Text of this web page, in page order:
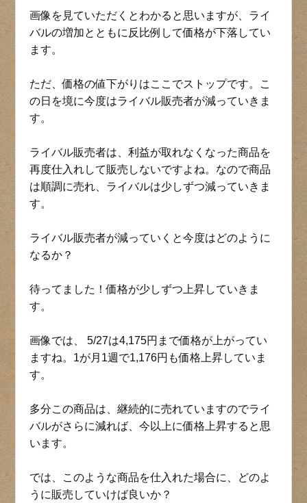
画像を見ていただくとわかると思いますが、ライ
バルの増加とともに反比例して価格が下落してい
ます。
ただ、価格の値下がりはここでストップです。こ
の日を境に今度はライバル販売者が減っていきま
す。
ライバル販売者は、利益が取れなくなった商品を
再度仕入れして販売しないですよね。なので商品
は順調に売れ、ライバルは少しずつ減っていきま
す。
ライバル販売者が減っていくと今度はどのように
なるか？
待ってました！価格が少しずつ上昇していきま
す。
画像では、 5/27は4,175円まで価格が上がってい
ますね。1が月1週で1,176円も価格上昇していま
す。
多分この商品は、継続的に売れていますのでライ
バルがさらに減れば、今以上に価格上昇すると思
います。
では、このような商品を仕入れた場合に、どのよ
うに販売していけば良いか？